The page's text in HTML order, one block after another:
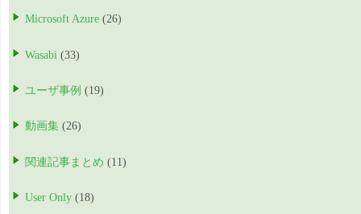
Microsoft Azure (26)
Wasabi (33)
ユーザ事例 (19)
動画集 (26)
関連記事まとめ (11)
User Only (18)